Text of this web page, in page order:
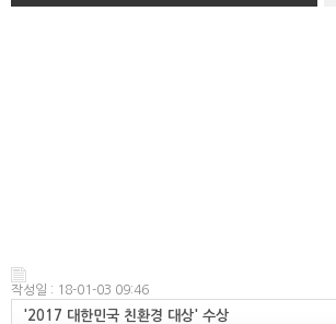
작성일 : 18-01-03 09:46
'2017 대한민국 친환경 대상' 수상